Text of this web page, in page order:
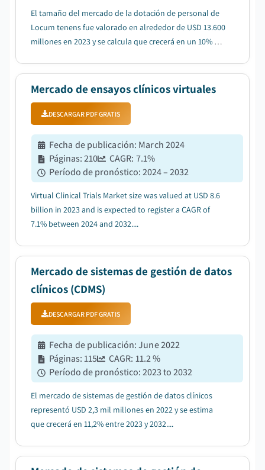
El tamaño del mercado de la dotación de personal de
Locum tenens fue valorado en alrededor de USD 13.600
millones en 2023 y se calcula que crecerá en un 10% de
Mercado de ensayos clínicos virtuales
DESCARGAR PDF GRATIS
Fecha de publicación: March 2024
Páginas:210 CAGR: 7.1%
Período de pronóstico:2024 – 2032
Virtual Clinical Trials Market size was valued at USD 8.6
billion in 2023 and is expected to register a CAGR of
7.1% between 2024 and 2032....
Mercado de sistemas de gestión de datos
clínicos (CDMS)
DESCARGAR PDF GRATIS
Fecha de publicación:June 2022
Páginas:115 CAGR: 11.2%
Período de pronóstico:2023 to 2032
El mercado de sistemas de gestión de datos clínicos
representó USD 2,3 mil millones en 2022 y se estima
que crecerá en 11,2% entre 2023 y 2032....